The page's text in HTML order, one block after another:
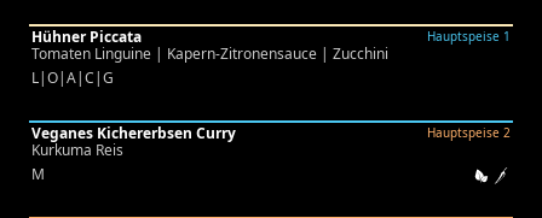
Hühner Piccata Hauptspeise 1
Tomaten Linguine | Kapern-Zitronensauce | Zucchini
L|O|A|C|G
Veganes Kichererbsen Curry Hauptspeise 2
Kurkuma Reis
M